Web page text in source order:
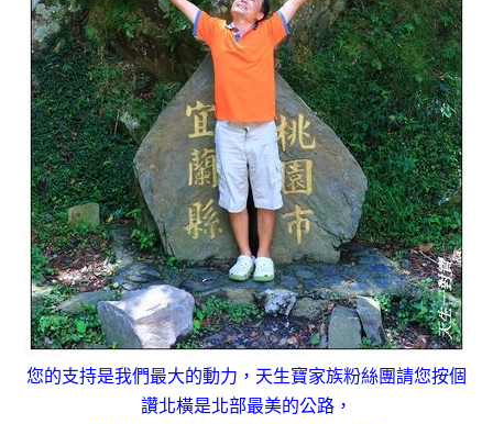
您的支持是我們最大的動力，天生寶家族粉絲團請您按個
讚北橫是北部最美的公路，